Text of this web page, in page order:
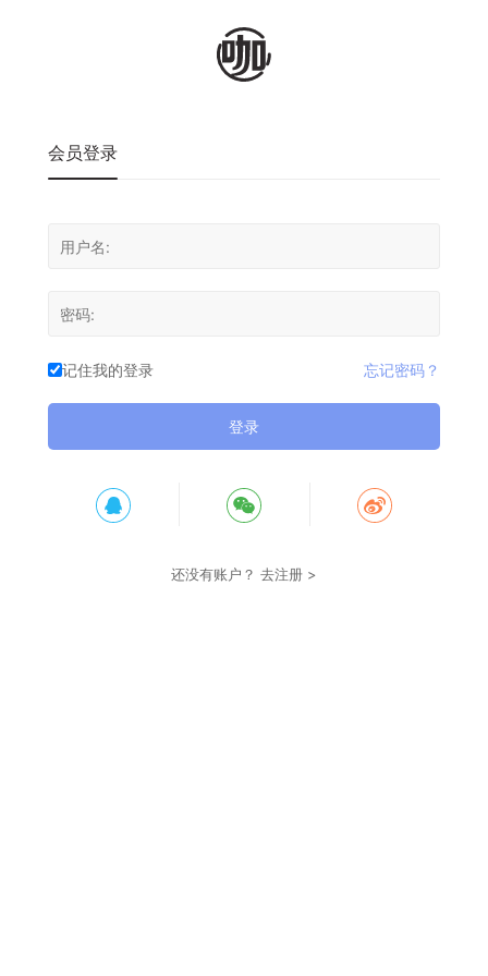
会员登录
记住我的登录 忘记密码？
登录
还没有账户？ 去注册 >